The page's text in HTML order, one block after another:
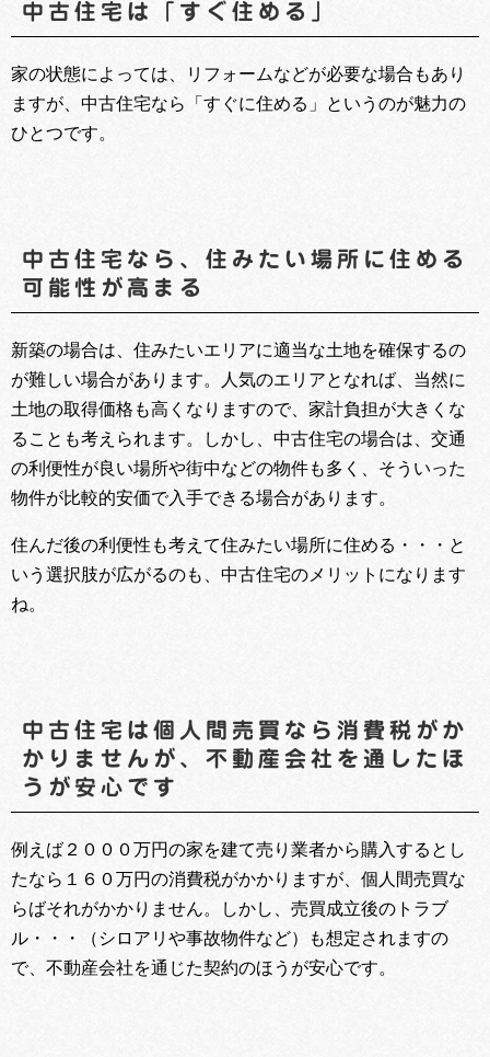
中古住宅は「すぐ住める」
家の状態によっては、リフォームなどが必要な場合もあり
ますが、中古住宅なら「すぐに住める」というのが魅力の
ひとつです。
中古住宅なら、住みたい場所に住める
可能性が高まる
新築の場合は、住みたいエリアに適当な土地を確保するの
が難しい場合があります。人気のエリアとなれば、当然に
土地の取得価格も高くなりますので、家計負担が大きくな
ることも考えられます。しかし、中古住宅の場合は、交通
の利便性が良い場所や街中などの物件も多く、そういった
物件が比較的安価で入手できる場合があります。
住んだ後の利便性も考えて住みたい場所に住める・・・と
いう選択肢が広がるのも、中古住宅のメリットになります
ね。
中古住宅は個人間売買なら消費税がか
かりませんが、不動産会社を通したほ
うが安心です
例えば２０００万円の家を建て売り業者から購入するとし
たなら１６０万円の消費税がかかりますが、個人間売買な
らばそれがかかりません。しかし、売買成立後のトラブ
ル・・・（シロアリや事故物件など）も想定されますの
で、不動産会社を通じた契約のほうが安心です。